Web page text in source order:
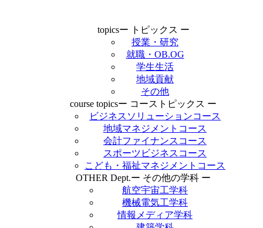
topicsー トピックス ー
授業・研究
就職・OB.OG
学生生活
地域貢献
その他
course topicsー コーストピックス ー
ビジネスソリューションコース
地域マネジメントコース
会計ファイナンスコース
スポーツビジネスコース
こども・福祉マネジメントコース
OTHER Dept.ー その他の学科 ー
航空宇宙工学科
機械電気工学科
情報メディア学科